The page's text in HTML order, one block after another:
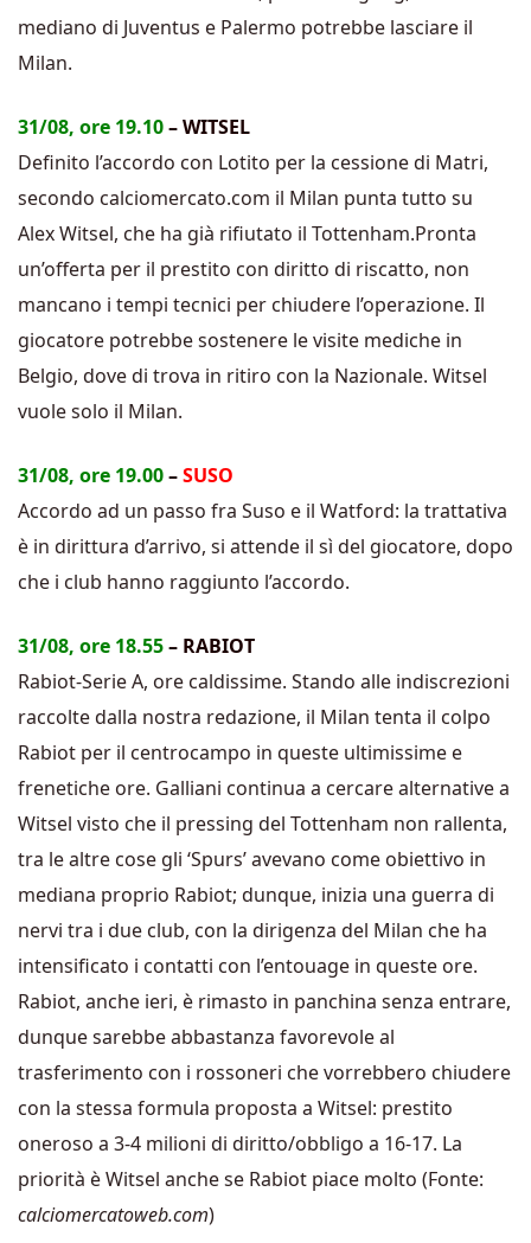
mediano di Juventus e Palermo potrebbe lasciare il
Milan.
31/08, ore 19.10– WITSEL
Definito l’accordo con Lotito per la cessione di Matri,
secondo calciomercato.com il Milan punta tutto su
Alex Witsel, che ha già rifiutato il Tottenham.Pronta
un’offerta per il prestito con diritto di riscatto, non
mancano i tempi tecnici per chiudere l’operazione. Il
giocatore potrebbe sostenere le visite mediche in
Belgio, dove di trova in ritiro con la Nazionale. Witsel
vuole solo il Milan.
31/08, ore 19.00–SUSO
Accordo ad un passo fra Suso e il Watford: la trattativa
è in dirittura d’arrivo, si attende il sì del giocatore, dopo
che i club hanno raggiunto l’accordo.
31/08, ore 18.55– RABIOT
Rabiot-Serie A, ore caldissime. Stando alle indiscrezioni
raccolte dalla nostra redazione, il Milan tenta il colpo
Rabiot per il centrocampo in queste ultimissime e
frenetiche ore. Galliani continua a cercare alternative a
Witsel visto che il pressing del Tottenham non rallenta,
tra le altre cose gli ‘Spurs’ avevano come obiettivo in
mediana proprio Rabiot; dunque, inizia una guerra di
nervi tra i due club, con la dirigenza del Milan che ha
intensificato i contatti con l’entouage in queste ore.
Rabiot, anche ieri, è rimasto in panchina senza entrare,
dunque sarebbe abbastanza favorevole al
trasferimento con i rossoneri che vorrebbero chiudere
con la stessa formula proposta a Witsel: prestito
oneroso a 3-4 milioni di diritto/obbligo a 16-17. La
priorità è Witsel anche se Rabiot piace molto (Fonte:
calciomercatoweb.com)